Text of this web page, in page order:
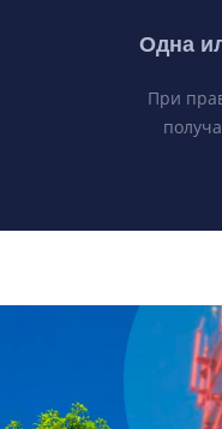
Одна
При